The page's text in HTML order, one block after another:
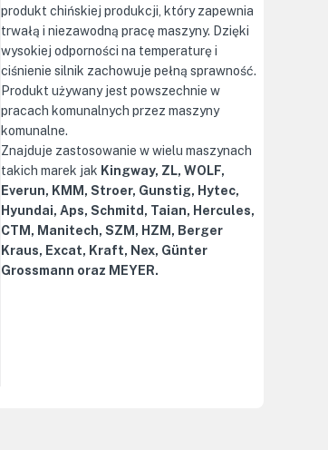
produkt chińskiej produkcji, który zapewnia
trwałą i niezawodną pracę maszyny. Dzięki
wysokiej odporności na temperaturę i
ciśnienie silnik zachowuje pełną sprawność.
Produkt używany jest powszechnie w
pracach komunalnych przez maszyny
komunalne.
Znajduje zastosowanie w wielu maszynach
takich marek jak Kingway, ZL, WOLF,
Everun, KMM, Stroer, Gunstig, Hytec,
Hyundai, Aps, Schmitd, Taian, Hercules,
CTM, Manitech, SZM, HZM, Berger
Kraus, Excat, Kraft, Nex, Günter
Grossmann oraz MEYER.